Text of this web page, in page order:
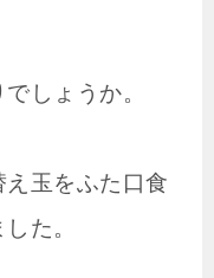
しょうか。
玉をふた口食
た。